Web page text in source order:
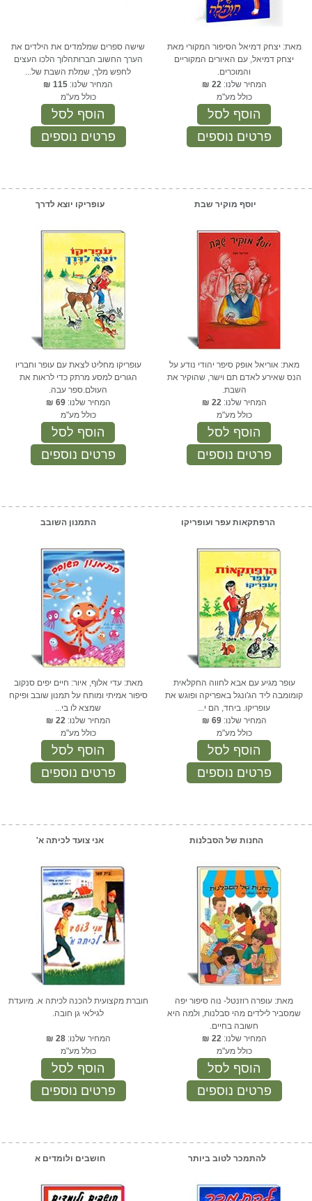
מאת: יצחק דמיאל הסיפור המקורי מאת
יצחק דמיאל, עם האיורים המקוריים
והמוכרים.
המחיר שלנו:22
₪
כולל מע"מ
הוסף לסל
פרטים נוספים
שישה ספרים שמלמדים את הילדים את
הערך החשוב חברוּתהלוך הלכו העצים
לחפש מלך, שמלת השבת של...
המחיר שלנו: 115
₪
כולל מע"מ
הוסף לסל
פרטים נוספים
יוסף מוקיר שבת
מאת: אוריאל אופק סיפר יהודי נודע על
הנס שאירע לאדם תם וישר, שהוקיר את
השבת.
המחיר שלנו:22
₪
כולל מע"מ
הוסף לסל
פרטים נוספים
עופריקו יוצא לדרך
עופריקו מחליט לצאת עם עופר וחבריו
הגורים למסע מרתק כדי לראות את
העולם.ספר עבה.
המחיר שלנו:69
₪
כולל מע"מ
הוסף לסל
פרטים נוספים
הרפתקאות עפר ועופריקו
עופר מגיע עם אבא לחווה החקלאית
קומומבה ליד הג'ונגל באפריקה ופוגש את
עופריקו. ביחד, הם י...
המחיר שלנו:69
₪
כולל מע"מ
הוסף לסל
פרטים נוספים
התמנון השובב
מאת: עדי אלוף, איור: חיים יפים סנקוב
סיפור אמיתי ומותח על תמנון שובב ופיקח
שמצא לו בי...
המחיר שלנו:22
₪
כולל מע"מ
הוסף לסל
פרטים נוספים
החנות של הסבלנות
מאת: עופרה רוזנטל- נוה סיפור יפה
שמסביר לילדים מהי סבלנות, ולמה היא
חשובה בחיים.
המחיר שלנו:22
₪
כולל מע"מ
הוסף לסל
פרטים נוספים
אני צועד לכיתה א'
חוברת מקצועית להכנה לכיתה א. מיועדת
לגילאי גן חובה.
המחיר שלנו:28
₪
כולל מע"מ
הוסף לסל
פרטים נוספים
להתמכר לטוב ביותר חושבים ולומדים א